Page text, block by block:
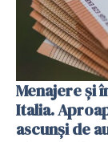
Menajere și
Italia.
ascunși de